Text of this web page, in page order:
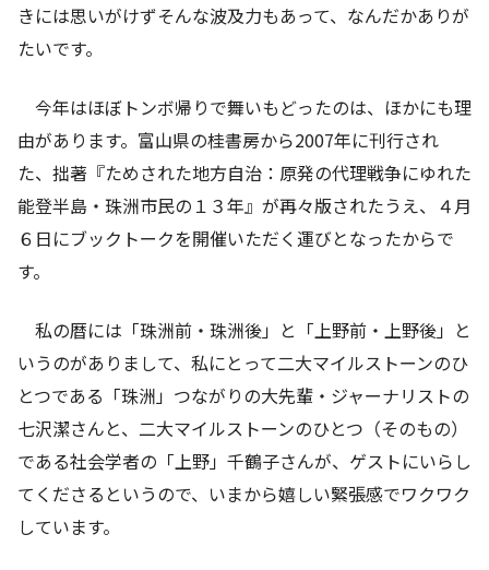
きには思いがけずそんな波及力もあって、なんだかありが
たいです。
今年はほぼトンボ帰りで舞いもどったのは、ほかにも理
由があります。富山県の桂書房から2007年に刊行され
た、拙著『ためされた地方自治：原発の代理戦争にゆれた
能登半島・珠洲市民の１３年』が再々版されたうえ、４月
６日にブックトークを開催いただく運びとなったからで
す。
私の暦には「珠洲前・珠洲後」と「上野前・上野後」と
いうのがありまして、私にとって二大マイルストーンのひ
とつである「珠洲」つながりの大先輩・ジャーナリストの
七沢潔さんと、二大マイルストーンのひとつ（そのもの）
である社会学者の「上野」千鶴子さんが、ゲストにいらし
てくださるというので、いまから嬉しい緊張感でワクワク
しています。